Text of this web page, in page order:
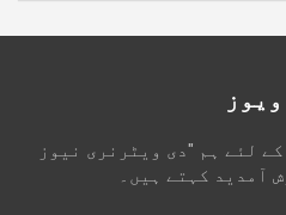
لئے ہم "دی ویٹرنری نیوز
آمدید کہتے ہیں۔